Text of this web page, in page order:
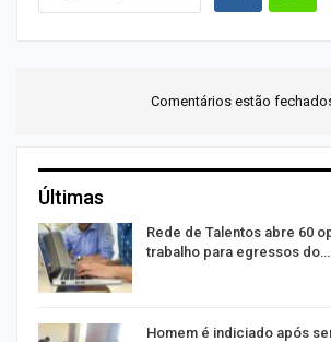
Comentários estão
Últimas
Rede de Talentos abre 60
trabalho para egressos do…
Homem é indiciado após